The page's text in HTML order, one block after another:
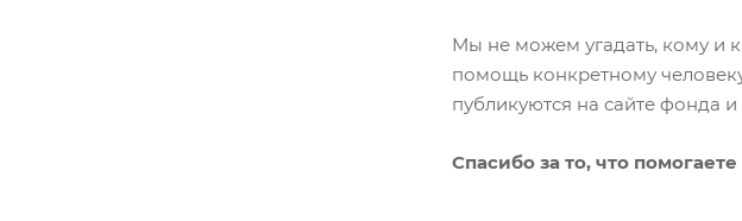
Мы не можем угадать, кому и
помощь конкретному
публикуются на сайте фонда и
Спасибо за то, что